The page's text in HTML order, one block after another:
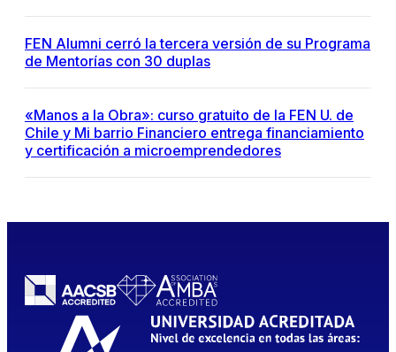
FEN Alumni cerró la tercera versión de su Programa
de Mentorías con 30 duplas
«Manos a la Obra»: curso gratuito de la FEN U. de
Chile y Mi barrio Financiero entrega financiamiento
y certificación a microemprendedores